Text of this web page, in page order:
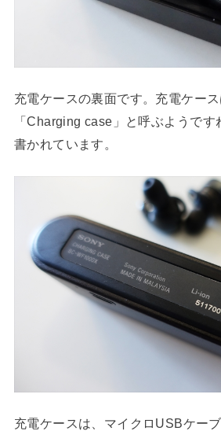
充電ケースの裏面です。充電ケー
「Charging case」と呼ぶようで
書かれています。
充電ケースは、マイクロUSBケー